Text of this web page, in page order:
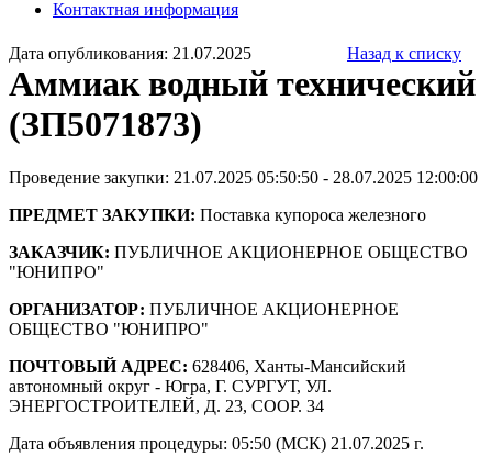
Контактная информация
Дата опубликования: 21.07.2025 Назад к списку
Аммиак водный технический
(ЗП5071873)
Проведение закупки: 21.07.2025 05:50:50 - 28.07.2025 12:00:00
ПРЕДМЕТ ЗАКУПКИ: Поставка купороса железного
ЗАКАЗЧИК: ПУБЛИЧНОЕ АКЦИОНЕРНОЕ ОБЩЕСТВО
"ЮНИПРО"
ОРГАНИЗАТОР: ПУБЛИЧНОЕ АКЦИОНЕРНОЕ
ОБЩЕСТВО "ЮНИПРО"
ПОЧТОВЫЙ АДРЕС: 628406, Ханты-Мансийский
автономный округ - Югра, Г. СУРГУТ, УЛ.
ЭНЕРГОСТРОИТЕЛЕЙ, Д. 23, СООР. 34
Дата объявления процедуры: 05:50 (МСК) 21.07.2025 г.